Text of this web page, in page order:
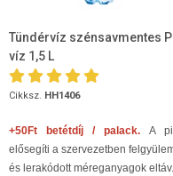
Tündérvíz szénsavmentes
víz 1,5 L
Cikksz. HH1406
+50Ft betétdíj / palack. A
elősegíti a szervezetben
és lerakódott méreganyagok